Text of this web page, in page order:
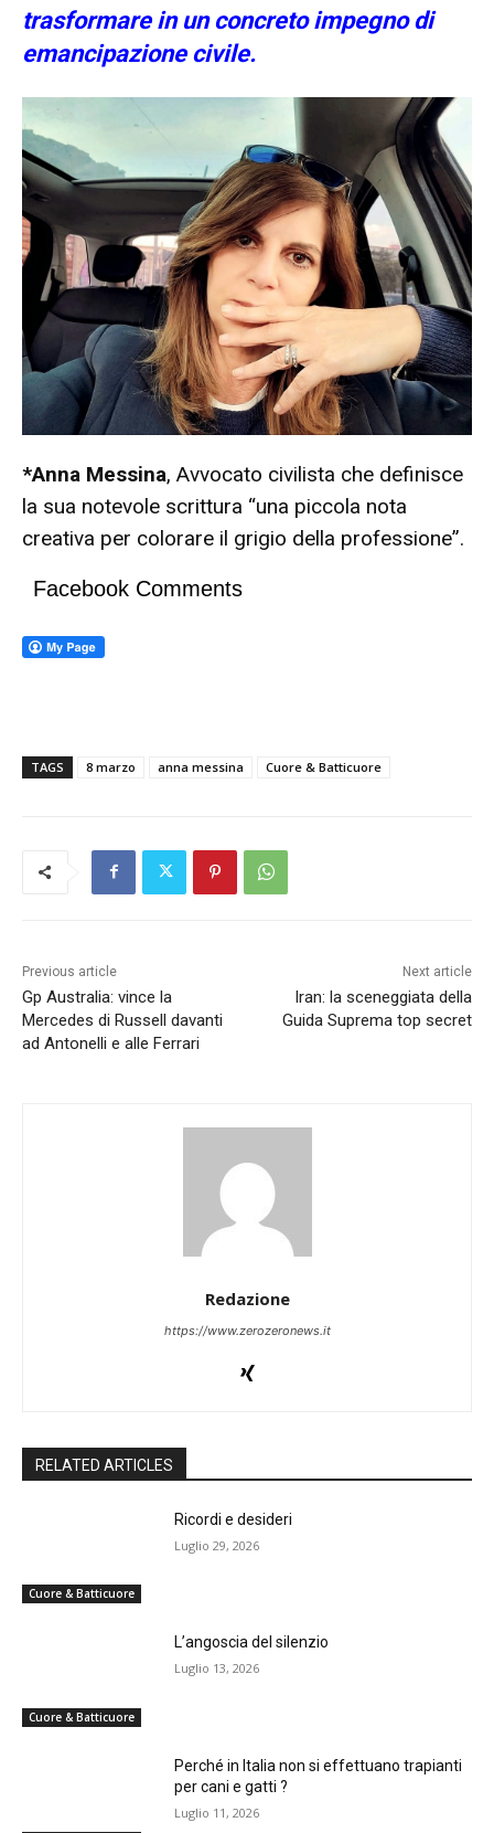
trasformare in un concreto impegno di
emancipazione civile.
*Anna Messina, Avvocato civilista che definisce
la sua notevole scrittura “una piccola nota
creativa per colorare il grigio della professione”.
Facebook Comments
TAGS 8 marzo anna messina Cuore & Batticuore
Previous article
Gp Australia: vince la
Mercedes di Russell davanti
ad Antonelli e alle Ferrari
Next article
Iran: la sceneggiata della
Guida Suprema top secret
Redazione
https://www.zerozeronews.it
RELATED ARTICLES
Cuore & Batticuore
Ricordi e desideri
Luglio 29, 2026
Cuore & Batticuore
L’angoscia del silenzio
Luglio 13, 2026
Perché in Italia non si effettuano trapianti
per cani e gatti ?
Luglio 11, 2026